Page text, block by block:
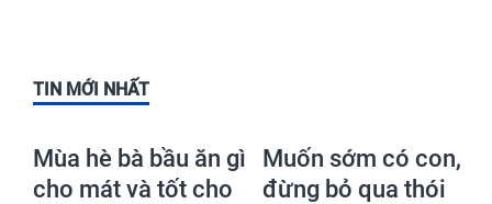
TIN MỚI NHẤT
Mùa hè bà bầu ăn gì
cho mát và tốt cho
Muốn sớm có con,
đừng bỏ qua thói